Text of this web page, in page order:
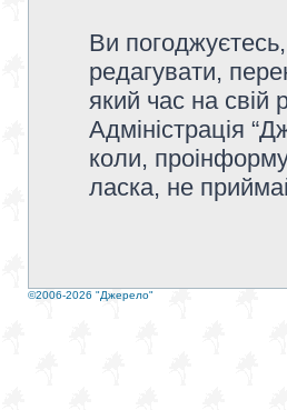
Ви
редагувати,
який час на свій
Адміністрація
коли,
ласка, не
©2006-2026 "Джерело"